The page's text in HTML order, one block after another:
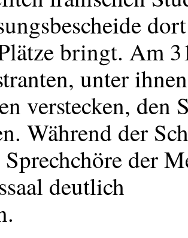
bringt. Am
unter
verstecken, den
Während der
der
deutlich